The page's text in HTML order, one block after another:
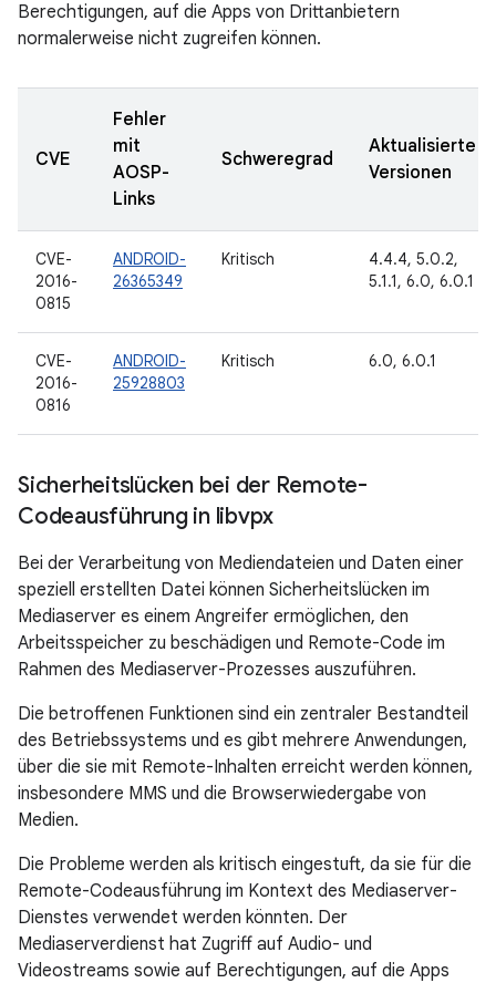
Berechtigungen, auf die Apps von Drittanbietern
normalerweise nicht zugreifen können.
CVE
Fehler
mit
AOSP-
Links
Schweregrad
Aktualisierte
Versionen
CVE-
2016-
0815
ANDROID-
26365349
Kritisch
4.4.4, 5.0.2,
5.1.1, 6.0, 6.0.1
CVE-
2016-
0816
ANDROID-
25928803
Kritisch 6.0, 6.0.1
Sicherheitslücken bei der Remote-
Codeausführung in libvpx
Bei der Verarbeitung von Mediendateien und Daten einer
speziell erstellten Datei können Sicherheitslücken im
Mediaserver es einem Angreifer ermöglichen, den
Arbeitsspeicher zu beschädigen und Remote-Code im
Rahmen des Mediaserver-Prozesses auszuführen.
Die betroffenen Funktionen sind ein zentraler Bestandteil
des Betriebssystems und es gibt mehrere Anwendungen,
über die sie mit Remote-Inhalten erreicht werden können,
insbesondere MMS und die Browserwiedergabe von
Medien.
Die Probleme werden als kritisch eingestuft, da sie für die
Remote-Codeausführung im Kontext des Mediaserver-
Dienstes verwendet werden könnten. Der
Mediaserverdienst hat Zugriff auf Audio- und
Videostreams sowie auf Berechtigungen, auf die Apps